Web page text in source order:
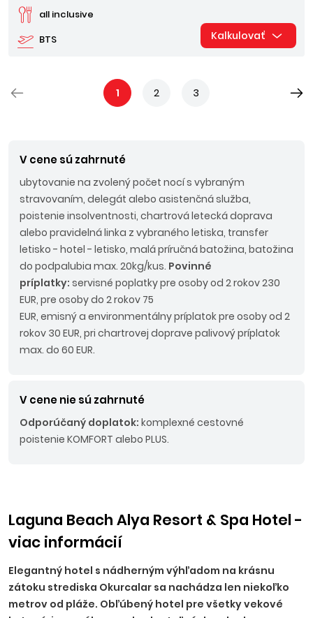
BTS
all inclusive
Kalkulovať
1 2 3
V cene sú zahrnuté
ubytovanie na zvolený počet nocí s vybraným
stravovaním, delegát alebo asistenčná služba,
poistenie insolventnosti, chartrová letecká doprava
alebo pravidelná linka z vybraného letiska, transfer
letisko - hotel - letisko, malá príručná batožina, batožina
do podpalubia max. 20kg/kus. Povinné
príplatky: servisné poplatky pre osoby od 2 rokov 230
EUR, pre osoby do 2 rokov 75
EUR, emisný a environmentálny príplatok pre osoby od 2
rokov 30 EUR, pri chartrovej doprave palivový príplatok
max. do 60 EUR.
V cene nie sú zahrnuté
Odporúčaný doplatok: komplexné cestovné
poistenie KOMFORT alebo PLUS.
Laguna Beach Alya Resort & Spa Hotel -
viac informácií
Elegantný hotel s nádherným výhľadom na krásnu
zátoku strediska Okurcalar sa nachádza len niekoľko
metrov od pláže. Obľúbený hotel pre všetky vekové